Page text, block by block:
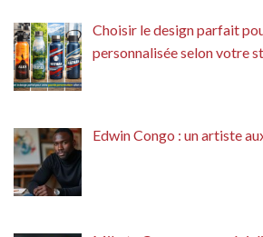
Choisir le design parfait
personnalisée selon votre
Edwin Congo : un artiste